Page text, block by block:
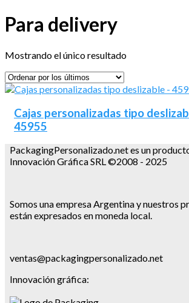
Para delivery
Mostrando el único resultado
Cajas personalizadas tipo
45955
PackagingPersonalizado.net es un
Innovación Gráfica SRL ©2008 - 2025
Somos una empresa Argentina y nuestros
están expresados en moneda local.
ventas@packagingpersonalizado.net
Innovación gráfica: